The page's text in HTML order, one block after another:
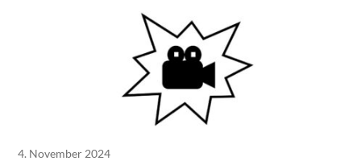
4. November 2024